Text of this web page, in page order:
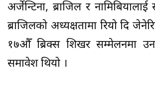
अर्जेन्टिना, ब्राजिल र
ब्राजिलको अध्यक्षतामा रियो दि
१७औँ ब्रिक्स शिखर सम्मेलनमा
समावेश थियो ।